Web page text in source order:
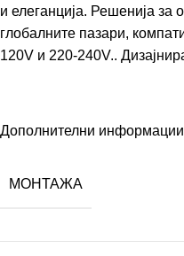
и елеганција. Решенија за
глобалните пазари,
120V и 220-240V..
Дополнителни информации
МОНТАЖА